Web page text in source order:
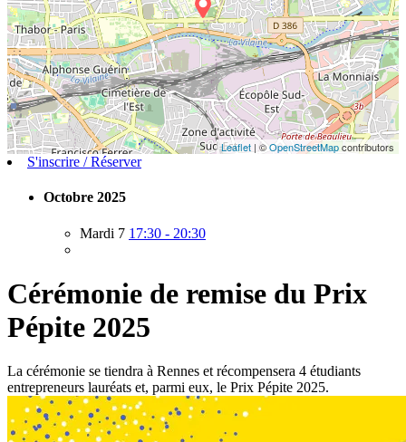
Leaflet | ©OpenStreetMapcontributors
S'inscrire / Réserver
Octobre 2025
Mardi 7 17:30 - 20:30
Cérémonie de remise du Prix
Pépite 2025
La cérémonie se tiendra à Rennes et récompensera 4 étudiants
entrepreneurs lauréats et, parmi eux, le Prix Pépite 2025.